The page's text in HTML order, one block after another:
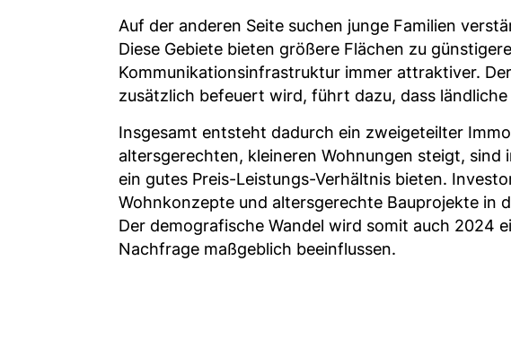
Auf der anderen Seite suchen junge Familien
Diese Gebiete bieten größere Flächen zu
Kommunikationsinfrastruktur immer attraktiver.
zusätzlich befeuert wird, führt dazu, dass
Insgesamt entsteht dadurch ein zweigeteilter
altersgerechten, kleineren Wohnungen steigt,
ein gutes Preis-Leistungs-Verhältnis bieten.
Wohnkonzepte und altersgerechte Bauprojekte in
Der demografische Wandel wird somit auch 2024
Nachfrage maßgeblich beeinflussen.